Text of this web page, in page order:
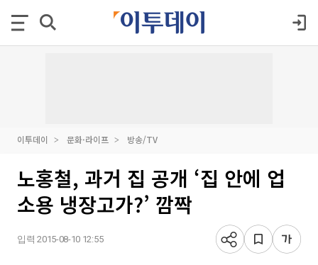
이투데이 문화·라이프 방송/TV
노홍철, 과거 집 공개 ‘집 안에 업
소용 냉장고가?’ 깜짝
입력 2015-08-10 12:55